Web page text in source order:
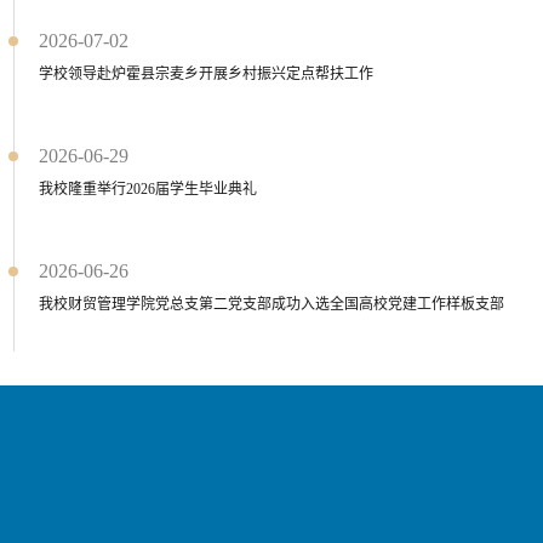
2026-07-02
学校领导赴炉霍县宗麦乡开展乡村振兴定点帮扶工作
2026-06-29
我校隆重举行2026届学生毕业典礼
2026-06-26
我校财贸管理学院党总支第二党支部成功入选全国高校党建工作样板支部